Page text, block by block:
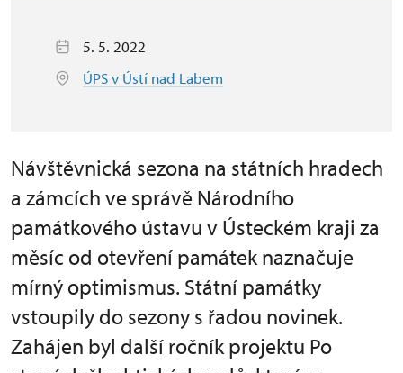
5. 5. 2022
ÚPS v Ústí nad Labem
Návštěvnická sezona na státních hradech
a zámcích ve správě Národního
památkového ústavu v Ústeckém kraji za
měsíc od otevření památek naznačuje
mírný optimismus. Státní památky
vstoupily do sezony s řadou novinek.
Zahájen byl další ročník projektu Po